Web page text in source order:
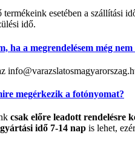
termékeink esetében a szállítási
idő.
ha a megrendelésem még
megérkezik a fotónyomat?
csak előre leadott rendelésre
gyártási idő 7-14 nap is lehet,